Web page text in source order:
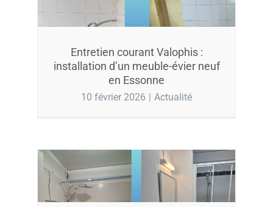
Entretien courant Valophis :
installation d’un meuble-évier neuf
en Essonne
10 février 2026 | Actualité